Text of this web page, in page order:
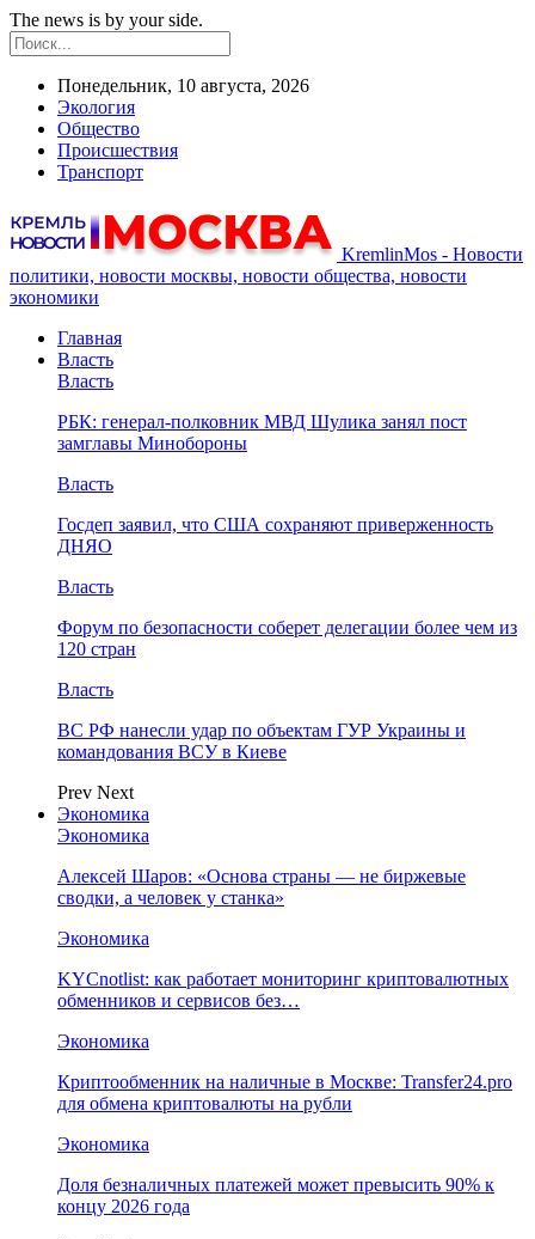
The news is by your side.
Понедельник, 10 августа, 2026
Экология
Общество
Происшествия
Транспорт
KremlinMos - Новости
политики, новости москвы, новости общества, новости
экономики
Главная
Власть
Власть
РБК: генерал-полковник МВД Шулика занял пост
замглавы Минобороны
Власть
Госдеп заявил, что США сохраняют приверженность
ДНЯО
Власть
Форум по безопасности соберет делегации более чем из
120 стран
Власть
ВС РФ нанесли удар по объектам ГУР Украины и
командования ВСУ в Киеве
Prev Next
Экономика
Экономика
Алексей Шаров: «Основа страны — не биржевые
сводки, а человек у станка»
Экономика
KYCnotlist: как работает мониторинг криптовалютных
обменников и сервисов без…
Экономика
Криптообменник на наличные в Москве: Transfer24.pro
для обмена криптовалюты на рубли
Экономика
Доля безналичных платежей может превысить 90% к
концу 2026 года